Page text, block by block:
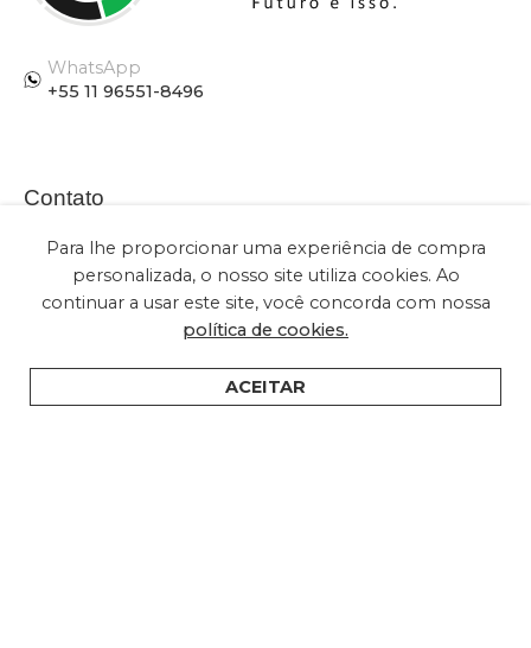
WhatsApp
+55 11 96551-8496
Contato
(+55) 11 2028-2616
sac@embuled.com
contato@embuled.com
Para lhe proporcionar uma experiência de compra
personalizada, o nosso site utiliza cookies. Ao
continuar a usar este site, você concorda com nossa
política de cookies.
ACEITAR